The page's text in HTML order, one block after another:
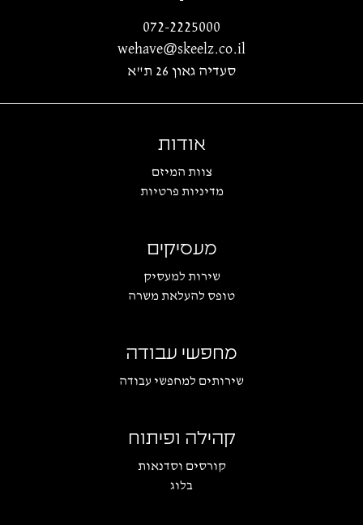
072-2225000
wehave@skeelz.co.il
סעדיה גאון 26 ת"א
אודות
צוות המיזם
מדיניות פרטיות
מעסיקים
שירות למעסיק
טופס להעלאת משרה
מחפשי עבודה
שירותים למחפשי עבודה
קהילה ופיתוח
קורסים וסדנאות
בלוג